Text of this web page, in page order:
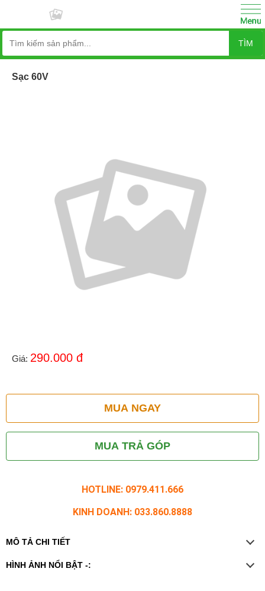
TÌM
Sạc 60V
Giá: 290.000 đ
MUA NGAY
MUA TRẢ GÓP
HOTLINE: 0979.411.666
KINH DOANH: 033.860.8888
MÔ TẢ CHI TIẾT
HÌNH ẢNH NỔI BẬT -: